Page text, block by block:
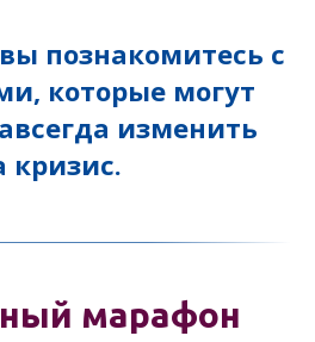
познакомитесь с
которые могут
изменить
кризис.
марафон